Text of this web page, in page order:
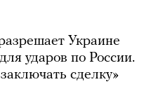
Украине
ударов по России.
сделку»